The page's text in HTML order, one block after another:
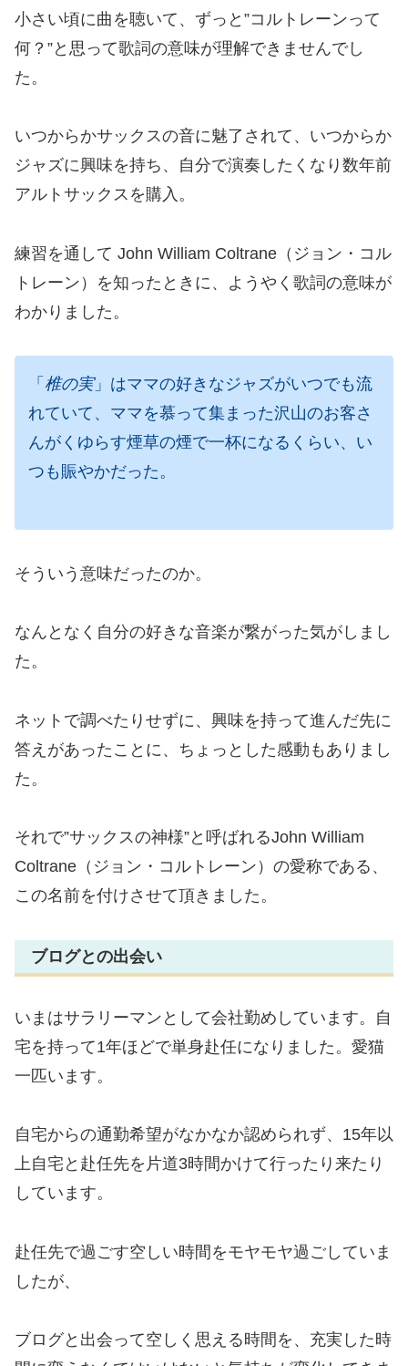
小さい頃に曲を聴いて、ずっと”コルトレーンって
何？”と思って歌詞の意味が理解できませんでし
た。
いつからかサックスの音に魅了されて、いつからか
ジャズに興味を持ち、自分で演奏したくなり数年前
アルトサックスを購入。
練習を通して John William Coltrane（ジョン・コル
トレーン）を知ったときに、ようやく歌詞の意味が
わかりました。
「 椎の実」はママの好きなジャズがいつでも流
れていて、ママを慕って集まった沢山のお客さ
んがくゆらす煙草の煙で一杯になるくらい、い
つも賑やかだった。
そういう意味だったのか。
なんとなく自分の好きな音楽が繋がった気がしまし
た。
ネットで調べたりせずに、興味を持って進んだ先に
答えがあったことに、ちょっとした感動もありまし
た。
それで”サックスの神様”と呼ばれるJohn William
Coltrane（ジョン・コルトレーン）の愛称である、
この名前を付けさせて頂きました。
ブログとの出会い
いまはサラリーマンとして会社勤めしています。自
宅を持って1年ほどで単身赴任になりました。愛猫
一匹います。
自宅からの通勤希望がなかなか認められず、15年以
上自宅と赴任先を片道3時間かけて行ったり来たり
しています。
赴任先で過ごす空しい時間をモヤモヤ過ごしていま
したが、
ブログと出会って空しく思える時間を、充実した時